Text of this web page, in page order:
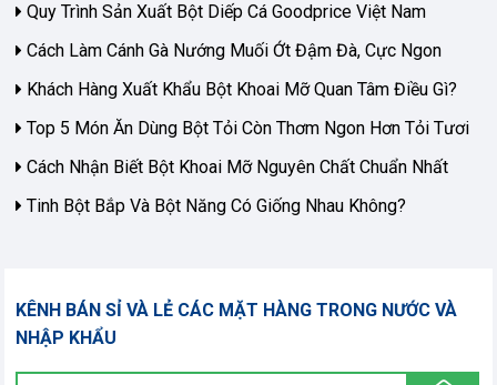
Quy Trình Sản Xuất Bột Diếp Cá Goodprice Việt Nam
Cách Làm Cánh Gà Nướng Muối Ớt Đậm Đà, Cực Ngon
Khách Hàng Xuất Khẩu Bột Khoai Mỡ Quan Tâm Điều Gì?
Top 5 Món Ăn Dùng Bột Tỏi Còn Thơm Ngon Hơn Tỏi Tươi
Cách Nhận Biết Bột Khoai Mỡ Nguyên Chất Chuẩn Nhất
Tinh Bột Bắp Và Bột Năng Có Giống Nhau Không?
KÊNH BÁN SỈ VÀ LẺ CÁC MẶT HÀNG TRONG NƯỚC VÀ
NHẬP KHẨU